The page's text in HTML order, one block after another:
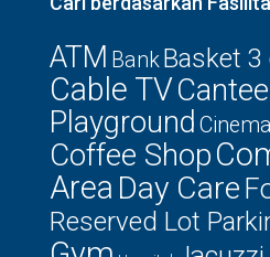
ATM BankBasket 3
Cable TV
Playground Cinema
Coffee Shop
Area Day Care
Reserved Lot